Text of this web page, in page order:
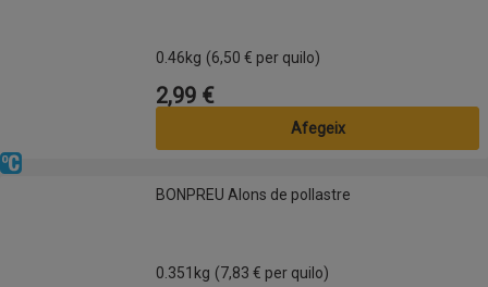
0.46kg (6,50 € per quilo)
Preu
2,99 €
Afegeix
BONPREU Alons de pollastre
Refrigerat
BONPREU Alons de pollastre
0.351kg (7,83 € per quilo)